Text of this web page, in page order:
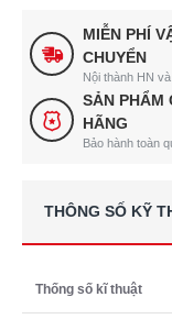
MIỄN PHÍ
CHUYỂN
Nội thành HN
SẢN PHẨM
HÃNG
Bảo hành toàn
THÔNG SỐ KỸ
Thống số kĩ thuật